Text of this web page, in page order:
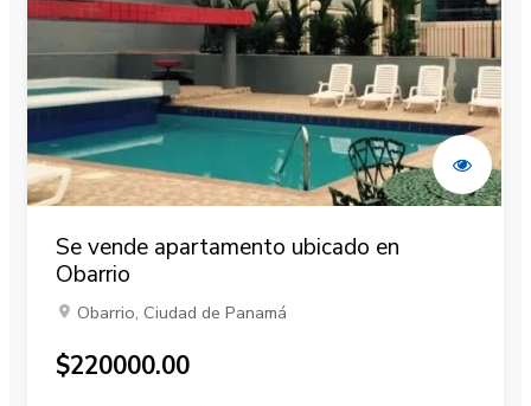
Se vende apartamento ubicado en
Obarrio
Obarrio, Ciudad de Panamá
$220000.00